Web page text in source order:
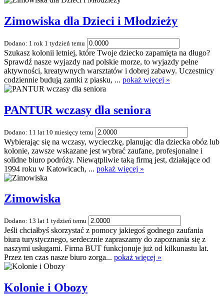
Zimowiska dla Dzieci i Młodzieży
Dodano: 1 rok 1 tydzień temu
Szukasz kolonii letniej, które Twoje dziecko zapamięta na długo?
Sprawdź nasze wyjazdy nad polskie morze, to wyjazdy pełne
aktywności, kreatywnych warsztatów i dobrej zabawy. Uczestnicy
codziennie budują zamki z piasku, ... pokaż więcej »
PANTUR wczasy dla seniora
Dodano: 11 lat 10 miesięcy temu
Wybierając się na wczasy, wycieczkę, planując dla dziecka obóz lub
kolonie, zawsze wskazane jest wybrać zaufane, profesjonalne i
solidne biuro podróży. Niewątpliwie taką firmą jest, działające od
1994 roku w Katowicach, ... pokaż więcej »
Zimowiska
Dodano: 13 lat 1 tydzień temu
Jeśli chciałbyś skorzystać z pomocy jakiegoś godnego zaufania
biura turystycznego, serdecznie zapraszamy do zapoznania się z
naszymi usługami. Firma BUT funkcjonuje już od kilkunastu lat.
Przez ten czas nasze biuro zorga... pokaż więcej »
Kolonie i Obozy